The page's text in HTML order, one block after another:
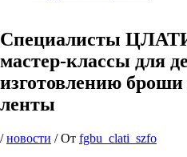
Специалисты
мастер-классы для
изготовлению броши
ленты
/новости / От fgbu_clati_szfo